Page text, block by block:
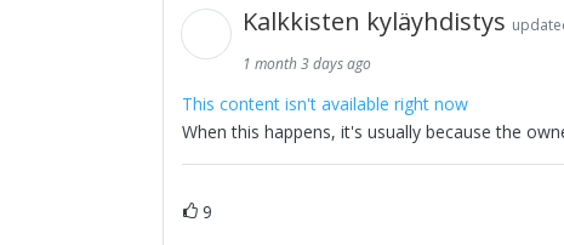
Kalkkisten kyläyhdistys
1 month 3 days ago
This content isn't available right now
When this happens, it's usually because the
9